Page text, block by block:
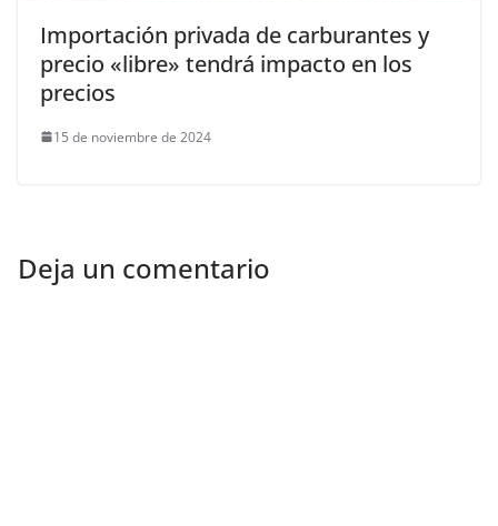
Importación privada de carburantes y
precio «libre» tendrá impacto en los
precios
15 de noviembre de 2024
Deja un comentario